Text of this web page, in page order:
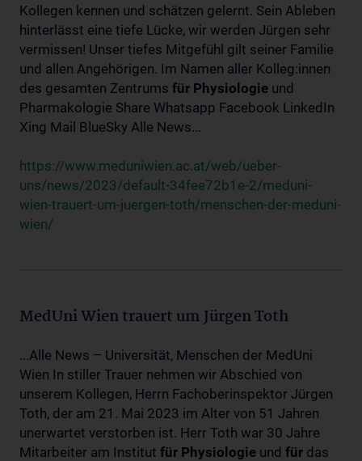
Kollegen kennen und schätzen gelernt. Sein Ableben
hinterlässt eine tiefe Lücke, wir werden Jürgen sehr
vermissen! Unser tiefes Mitgefühl gilt seiner Familie
und allen Angehörigen. Im Namen aller Kolleg:innen
des gesamten Zentrums für Physiologie und
Pharmakologie Share Whatsapp Facebook LinkedIn
Xing Mail BlueSky Alle News...
https://www.meduniwien.ac.at/web/ueber-
uns/news/2023/default-34fee72b1e-2/meduni-
wien-trauert-um-juergen-toth/menschen-der-meduni-
wien/
MedUni Wien trauert um Jürgen Toth
...Alle News – Universität, Menschen der MedUni
Wien In stiller Trauer nehmen wir Abschied von
unserem Kollegen, Herrn Fachoberinspektor Jürgen
Toth, der am 21. Mai 2023 im Alter von 51 Jahren
unerwartet verstorben ist. Herr Toth war 30 Jahre
Mitarbeiter am Institut für Physiologie und für das